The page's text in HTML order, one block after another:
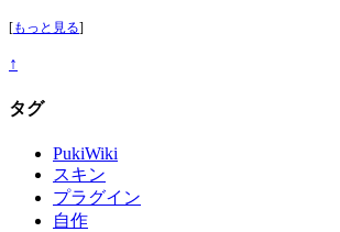
[もっと見る]
↑
タグ
PukiWiki
スキン
プラグイン
自作